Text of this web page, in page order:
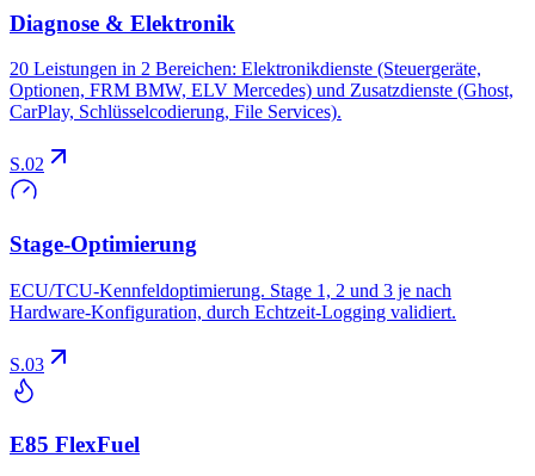
20 Leistungen in 2 Bereichen: Elektronikdienste (Steuergeräte,
CarPlay, Schlüsselcodierung, File Services).
S.02
Stage-Optimierung
ECU/TCU-Kennfeldoptimierung. Stage 1, 2 und 3 je nach
S.03
E85 FlexFuel
FlexFuel-Umrüstung: Bleifrei 95, E85 oder Mischung, ein Motor,